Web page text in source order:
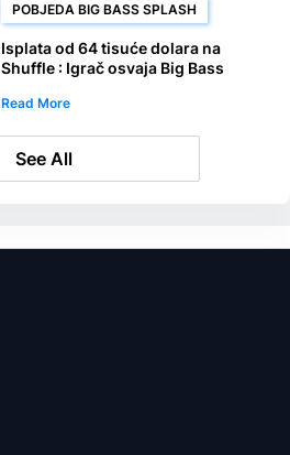
POBJEDA BIG BASS SPLASH
Isplata od 64 tisuće dolara na
Shuffle : Igrač osvaja Big Bass
Read More
See All